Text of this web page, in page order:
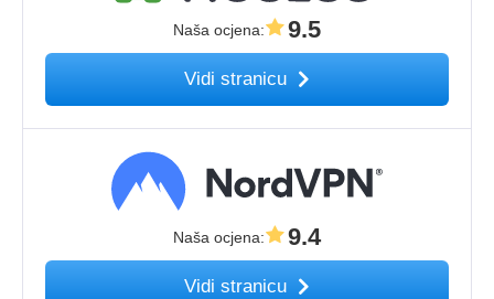
Naša ocjena: 9.5
Vidi stranicu
Naša ocjena: 9.4
Vidi stranicu